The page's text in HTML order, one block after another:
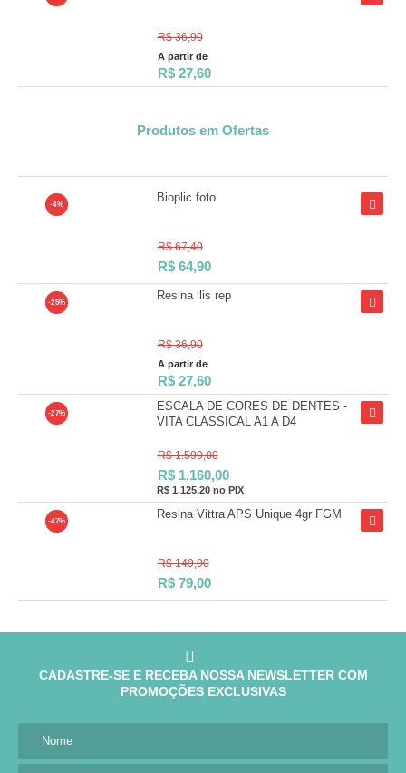
R$ 36,90
A partir de
R$ 27,60
Produtos em Ofertas
-4%
Bioplic foto
R$ 67,40
R$ 64,90
-25%
Resina llis rep
R$ 36,90
A partir de
R$ 27,60
-27%
ESCALA DE CORES DE DENTES -
VITA CLASSICAL A1 A D4
R$ 1.599,00
R$ 1.160,00
R$ 1.125,20 no PIX
-47%
Resina Vittra APS Unique 4gr FGM
R$ 149,90
R$ 79,00
CADASTRE-SE E RECEBA NOSSA NEWSLETTER COM
PROMOÇÕES EXCLUSIVAS
Nome